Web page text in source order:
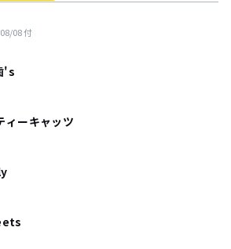
08付
's
ィーキャッツ